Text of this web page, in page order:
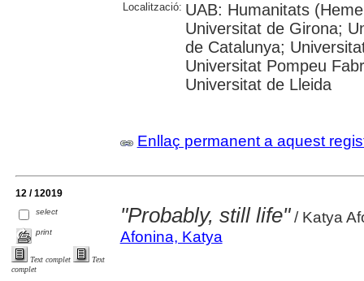
Localització: UAB: Humanitats
Universitat de Girona;
de Catalunya;
Universitat Pompeu
Universitat de Lleida
Enllaç permanent a aquest
12 / 12019
select
print
Text complet
Text
complet
"Probably, still life"/ Katya
Afonina, Katya